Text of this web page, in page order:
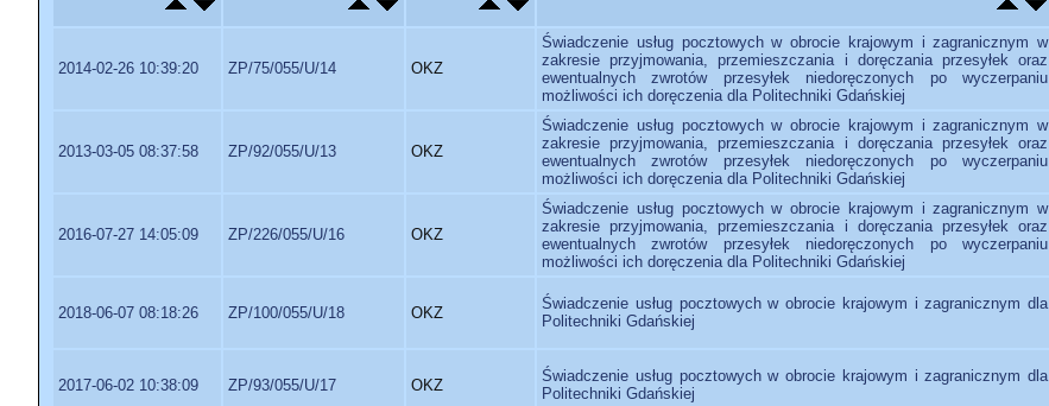
2014-02-26 10:39:20 ZP/75/055/U/14 OKZ
Świadczenie usług pocztowych w obrocie krajowym i zagranicznym w
zakresie przyjmowania, przemieszczania i doręczania przesyłek oraz
ewentualnych zwrotów przesyłek niedoręczonych po wyczerpaniu
możliwości ich doręczenia dla Politechniki Gdańskiej
2013-03-05 08:37:58 ZP/92/055/U/13 OKZ
Świadczenie usług pocztowych w obrocie krajowym i zagranicznym w
zakresie przyjmowania, przemieszczania i doręczania przesyłek oraz
ewentualnych zwrotów przesyłek niedoręczonych po wyczerpaniu
możliwości ich doręczenia dla Politechniki Gdańskiej
2016-07-27 14:05:09 ZP/226/055/U/16 OKZ
Świadczenie usług pocztowych w obrocie krajowym i zagranicznym w
zakresie przyjmowania, przemieszczania i doręczania przesyłek oraz
ewentualnych zwrotów przesyłek niedoręczonych po wyczerpaniu
możliwości ich doręczenia dla Politechniki Gdańskiej
2018-06-07 08:18:26 ZP/100/055/U/18 OKZ
Świadczenie usług pocztowych w obrocie krajowym i zagranicznym dla
Politechniki Gdańskiej
2017-06-02 10:38:09 ZP/93/055/U/17 OKZ
Świadczenie usług pocztowych w obrocie krajowym i zagranicznym dla
Politechniki Gdańskiej